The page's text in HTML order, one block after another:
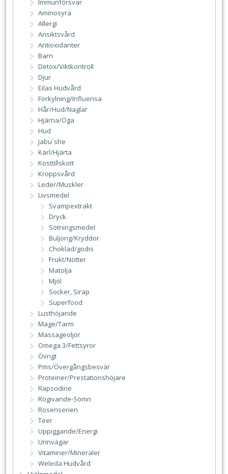
Immunförsvar
Aminosyra
Allergi
Ansiktsvård
Antioxidanter
Barn
Detox/Viktkontroll
Djur
Eilas Hudvård
Förkylning/Influensa
Hår/Hud/Naglar
Hjärna/Öga
Hud
Jabu´she
Kärl/Hjärta
Kosttillskott
Kroppsvård
Leder/Muskler
Livsmedel
Svampextrakt
Dryck
Sötningsmedel
Buljong/Kryddor
Choklad/godis
Frukt/Nötter
Matolja
Mjöl
Socker, Sirap
Superfood
Lusthöjande
Mage/Tarm
Massageoljor
Omega 3/Fettsyror
Övrigt
Pms/Övergångsbesvär
Proteiner/Prestationshöjare
Rapsodine
Rogivande-Sömn
Rosenserien
Teer
Uppiggande/Energi
Urinvägar
Vitaminer/Mineraler
Weleda Hudvård